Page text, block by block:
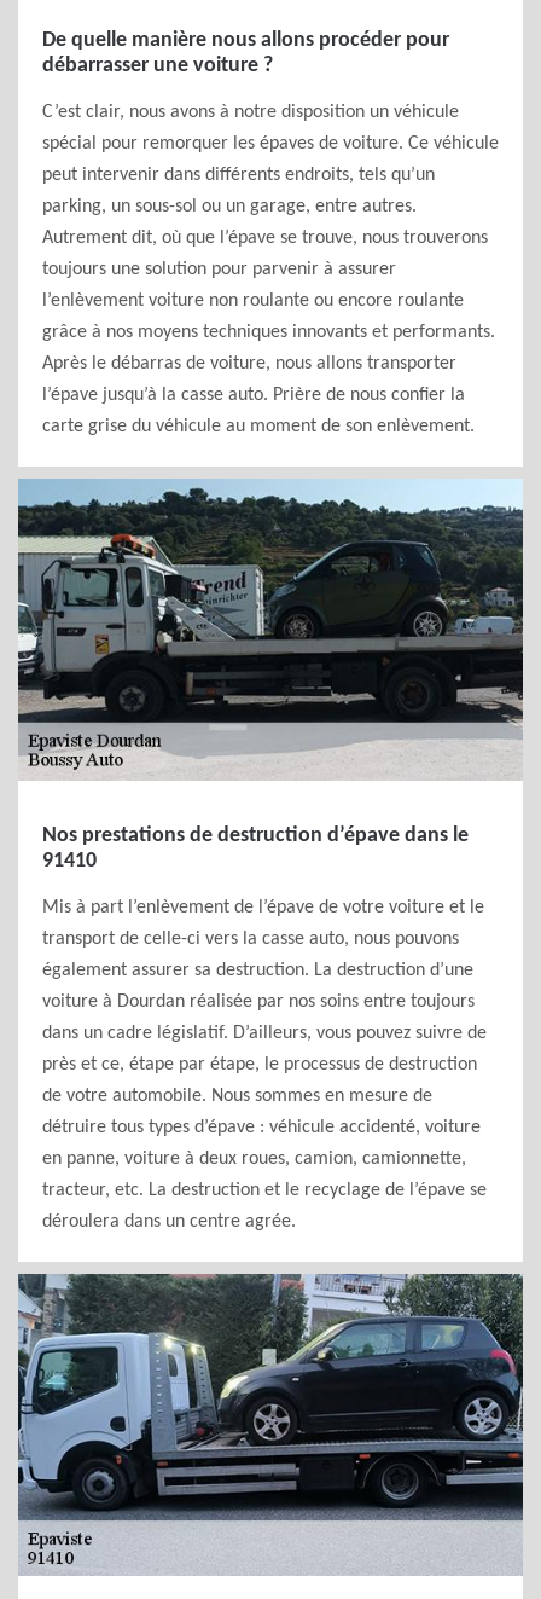
De quelle manière nous allons procéder pour
débarrasser une voiture ?
C’est clair, nous avons à notre disposition un véhicule
spécial pour remorquer les épaves de voiture. Ce véhicule
peut intervenir dans différents endroits, tels qu’un
parking, un sous-sol ou un garage, entre autres.
Autrement dit, où que l’épave se trouve, nous trouverons
toujours une solution pour parvenir à assurer
l’enlèvement voiture non roulante ou encore roulante
grâce à nos moyens techniques innovants et performants.
Après le débarras de voiture, nous allons transporter
l’épave jusqu’à la casse auto. Prière de nous confier la
carte grise du véhicule au moment de son enlèvement.
Nos prestations de destruction d’épave dans le
91410
Mis à part l’enlèvement de l’épave de votre voiture et le
transport de celle-ci vers la casse auto, nous pouvons
également assurer sa destruction. La destruction d’une
voiture à Dourdan réalisée par nos soins entre toujours
dans un cadre législatif. D’ailleurs, vous pouvez suivre de
près et ce, étape par étape, le processus de destruction
de votre automobile. Nous sommes en mesure de
détruire tous types d’épave : véhicule accidenté, voiture
en panne, voiture à deux roues, camion, camionnette,
tracteur, etc. La destruction et le recyclage de l’épave se
déroulera dans un centre agrée.